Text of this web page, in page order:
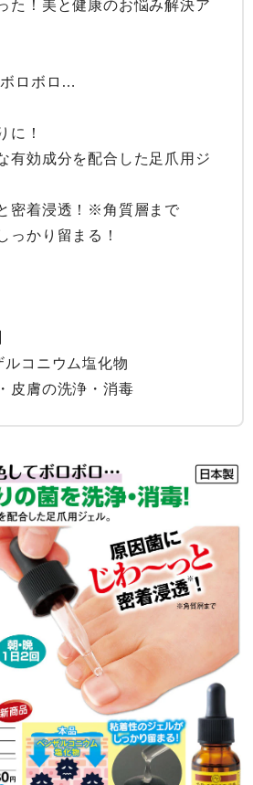
た！美と健康のお悩み解決ア
に！
有効成分を配合した足爪用ジ
密着浸透！※角質層まで
っかり留まる！
コニウム塩化物
皮膚の洗浄・消毒